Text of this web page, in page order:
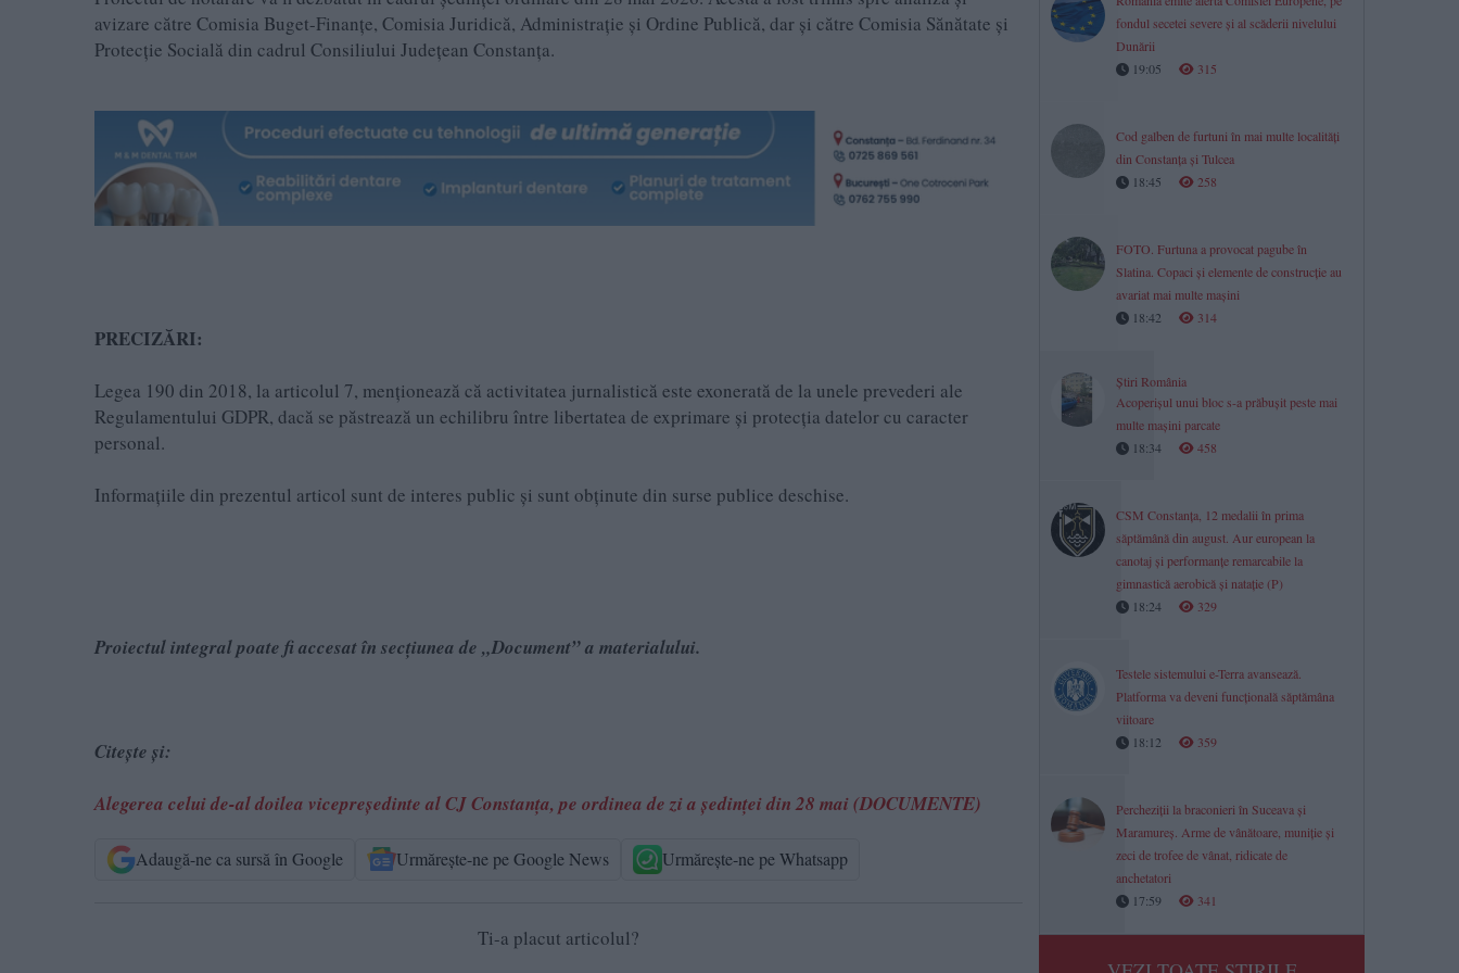
avizare către Comisia Buget-Finanțe, Comisia Juridică, Administrație și Ordine Publică, dar și către Comisia Sănătate și
Protecție Socială din cadrul Consiliului Județean Constanța.
PRECIZĂRI:
Legea 190 din 2018, la articolul 7, menţionează că activitatea jurnalistică este exonerată de la unele prevederi ale
Regulamentului GDPR, dacă se păstrează un echilibru între libertatea de exprimare şi protecţia datelor cu caracter
personal.
Informațiile din prezentul articol sunt de interes public și sunt obținute din surse publice deschise.
Proiectul integral poate fi accesat în secțiunea de „Document” a materialului.
Citește și:
Alegerea celui de-al doilea vicepreședinte al CJ Constanța, pe ordinea de zi a ședinței din 28 mai (DOCUMENTE)
Adaugă-ne ca sursă în Google Urmărește-ne pe Google News Urmărește-ne pe Whatsapp
Ti-a placut articolul?
fondul secetei severe și al scăderii nivelului
Dunării
19:05
315
Cod galben de furtuni în mai multe localități
din Constanța și Tulcea
18:45
258
FOTO. Furtuna a provocat pagube în
Slatina. Copaci și elemente de construcție au
avariat mai multe mașini
18:42
314
Știri România
Acoperișul unui bloc s-a prăbușit peste mai
multe mașini parcate
18:34
458
CSM Constanța, 12 medalii în prima
săptămână din august. Aur european la
canotaj și performanțe remarcabile la
gimnastică aerobică și natație (P)
18:24
329
Testele sistemului e-Terra avansează.
Platforma va deveni funcțională săptămâna
viitoare
18:12
359
Percheziții la braconieri în Suceava și
Maramureș. Arme de vânătoare, muniție și
zeci de trofee de vânat, ridicate de
anchetatori
17:59
341